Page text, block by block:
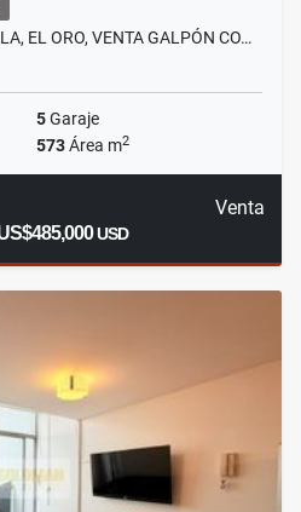
EL ORO, VENTA GALPÓN CO…
5Garaje
573Área m2
Venta
USD